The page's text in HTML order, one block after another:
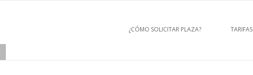
¿CÓMO SOLICITAR PLAZA? TARIFAS